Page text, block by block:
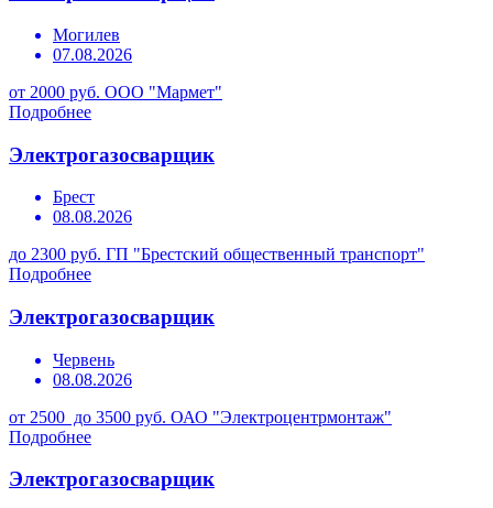
Могилев
07.08.2026
от 2000 руб. ООО "Мармет"
Подробнее
Электрогазосварщик
Брест
08.08.2026
до 2300 руб. ГП "Брестский общественный транспорт"
Подробнее
Электрогазосварщик
Червень
08.08.2026
от 2500 до 3500 руб. ОАО "Электроцентрмонтаж"
Подробнее
Электрогазосварщик